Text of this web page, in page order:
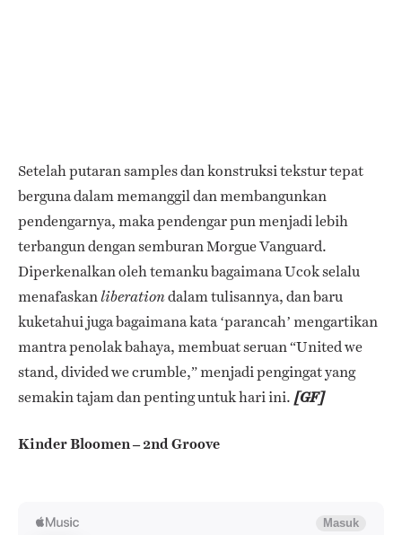
Setelah putaran samples dan konstruksi tekstur tepat
berguna dalam memanggil dan membangunkan
pendengarnya, maka pendengar pun menjadi lebih
terbangun dengan semburan Morgue Vanguard.
Diperkenalkan oleh temanku bagaimana Ucok selalu
menafaskanliberationdalam tulisannya, dan baru
kuketahui juga bagaimana kata ‘parancah’ mengartikan
mantra penolak bahaya, membuat seruan “United we
stand, divided we crumble,” menjadi pengingat yang
semakin tajam dan penting untuk hari ini. [GF]
Kinder Bloomen – 2nd Groove